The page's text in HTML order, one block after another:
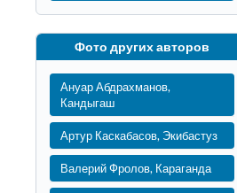
Фото других авторов
Ануар Абдрахманов,
Кандыгаш
Артур Каскабасов, Экибастуз
Валерий Фролов, Караганда